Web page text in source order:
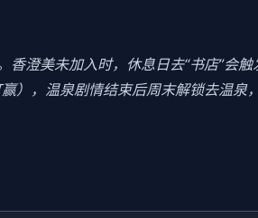
香澄美未加入时，休息日去“书店”会
），温泉剧情结束后周末解锁去温泉